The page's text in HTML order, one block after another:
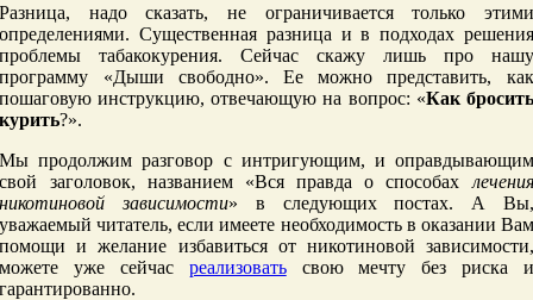
Разница, надо сказать, не ограничивается только этими
определениями. Существенная разница и в подходах решения
проблемы табакокурения. Сейчас скажу лишь про нашу
программу «Дыши свободно». Ее можно представить, как
пошаговую инструкцию, отвечающую на вопрос: «Как бросить
курить?».
Мы продолжим разговор с интригующим, и оправдывающим
свой заголовок, названием «Вся правда о способах лечения
никотиновой зависимости» в следующих постах. А Вы,
уважаемый читатель, если имеете необходимость в оказании Вам
помощи и желание избавиться от никотиновой зависимости,
можете уже сейчас реализоватьсвою мечту без риска и
гарантированно.